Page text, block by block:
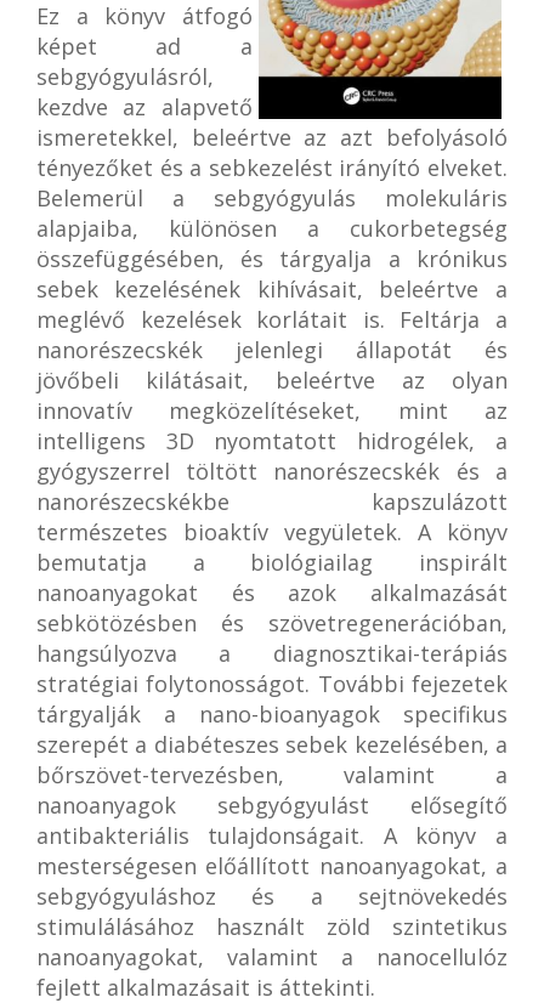
Ez a könyv átfogó
képet ad a
sebgyógyulásról,
kezdve az alapvető
ismeretekkel, beleértve az azt befolyásoló
tényezőket és a sebkezelést irányító elveket.
Belemerül a sebgyógyulás molekuláris
alapjaiba, különösen a cukorbetegség
összefüggésében, és tárgyalja a krónikus
sebek kezelésének kihívásait, beleértve a
meglévő kezelések korlátait is. Feltárja a
nanorészecskék jelenlegi állapotát és
jövőbeli kilátásait, beleértve az olyan
innovatív megközelítéseket, mint az
intelligens 3D nyomtatott hidrogélek, a
gyógyszerrel töltött nanorészecskék és a
nanorészecskékbe kapszulázott
természetes bioaktív vegyületek. A könyv
bemutatja a biológiailag inspirált
nanoanyagokat és azok alkalmazását
sebkötözésben és szövetregenerációban,
hangsúlyozva a diagnosztikai-terápiás
stratégiai folytonosságot. További fejezetek
tárgyalják a nano-bioanyagok specifikus
szerepét a diabéteszes sebek kezelésében, a
bőrszövet-tervezésben, valamint a
nanoanyagok sebgyógyulást elősegítő
antibakteriális tulajdonságait. A könyv a
mesterségesen előállított nanoanyagokat, a
sebgyógyuláshoz és a sejtnövekedés
stimulálásához használt zöld szintetikus
nanoanyagokat, valamint a nanocellulóz
fejlett alkalmazásait is áttekinti.